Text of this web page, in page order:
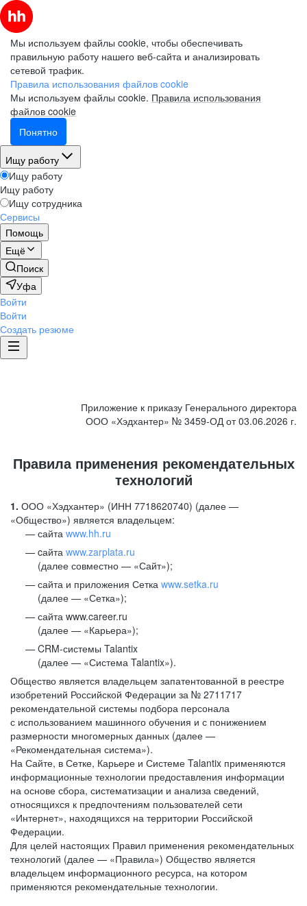
Мы используем файлы cookie, чтобы обеспечивать
правильную работу нашего веб-сайта и анализировать
сетевой трафик.
Правила использования файлов cookie
Мы используем файлы cookie. Правила использования
файлов cookie
Понятно
Ищу работу
Ищу работу
Ищу работу
Ищу сотрудника
Сервисы
Помощь
Ещё
Поиск
Уфа
Войти
Войти
Создать резюме
Приложение к приказу Генерального директора
ООО «Хэдхантер» № 3459-ОД от 03.06.2026 г.
Правила применения рекомендательных
технологий
1. ООО «Хэдхантер» (ИНН 7718620740) (далее —
«Общество») является владельцем:
сайта www.hh.ru
cайта www.zarplata.ru
(далее совместно — «Сайт»);
сайта и приложения Сетка www.setka.ru
(далее — «Сетка»);
сайта www.career.ru
(далее — «Карьера»);
CRM-системы Talantix
(далее — «Система Talantix»).
Общество является владельцем запатентованной в реестре
изобретений Российской Федерации за № 2711717
рекомендательной системы подбора персонала
с использованием машинного обучения и с понижением
размерности многомерных данных (далее —
«Рекомендательная система»).
На Сайте, в Сетке, Карьере и Системе Talantix применяются
информационные технологии предоставления информации
на основе сбора, систематизации и анализа сведений,
относящихся к предпочтениям пользователей сети
«Интернет», находящихся на территории Российской
Федерации.
Для целей настоящих Правил применения рекомендательных
технологий (далее — «Правила») Общество является
владельцем информационного ресурса, на котором
применяются рекомендательные технологии.